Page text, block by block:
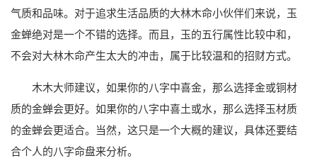
气质和品味。对于追求生活品质的大林木命小伙伴们来说，玉
金蝉绝对是一个不错的选择。而且，玉的五行属性比较中和，
不会对大林木命产生太大的冲击，属于比较温和的招财方式。
木木大师建议，如果你的八字中喜金，那么选择金或铜材
质的金蝉会更好。如果你的八字中喜土或水，那么选择玉材质
的金蝉会更适合。当然，这只是一个大概的建议，具体还要结
合个人的八字命盘来分析。